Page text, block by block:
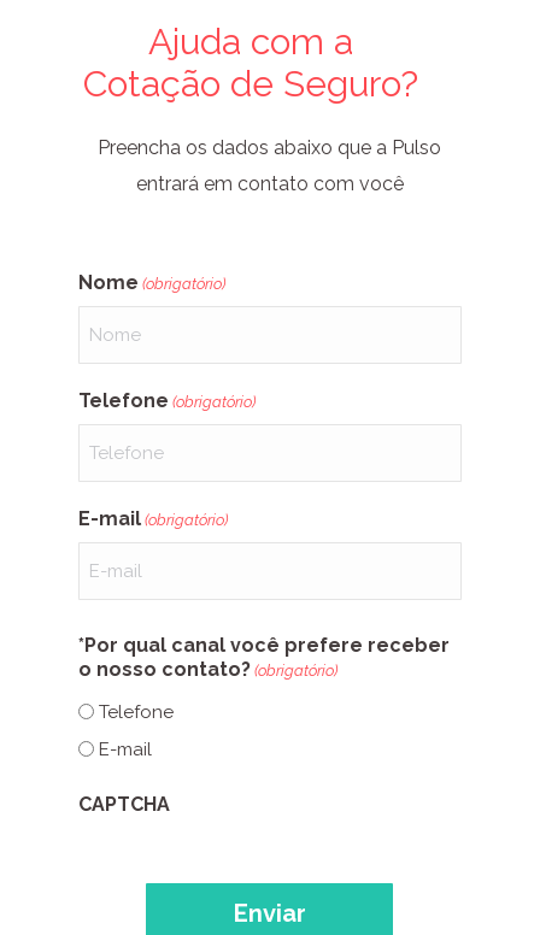
Ajuda com a
Cotação de Seguro?
Preencha os dados abaixo que a Pulso
entrará em contato com você
Nome (obrigatório)
Telefone (obrigatório)
E-mail (obrigatório)
*Por qual canal você prefere receber
o nosso contato? (obrigatório)
Telefone
E-mail
CAPTCHA